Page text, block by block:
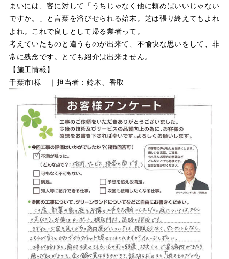
まいには、客に対して「うちじゃなく他に頼めばいいじゃない
ですか。」と言葉を浴びせられる始末。芝は張り終えてもよれ
よれ。これで良しとして帰る業者って。
考えていたものと違うものが出来て、不愉快な思いをして、非
常に残念です。とても紹介は出来ません。
【施工情報】
千葉市I様 ｜担当者：鈴木、香取